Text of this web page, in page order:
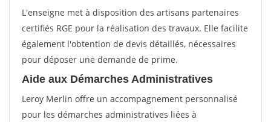
L'enseigne met à disposition des artisans partenaires
certifiés RGE pour la réalisation des travaux. Elle facilite
également l'obtention de devis détaillés, nécessaires
pour déposer une demande de prime.
Aide aux Démarches Administratives
Leroy Merlin offre un accompagnement personnalisé
pour les démarches administratives liées à